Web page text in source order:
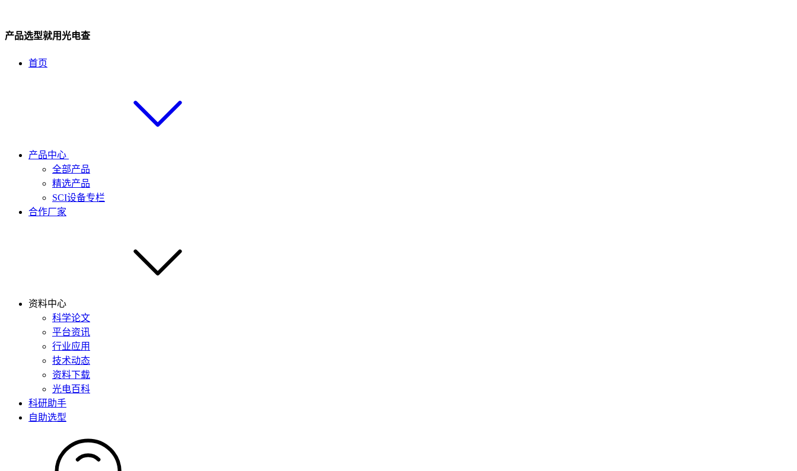
产品选型就用光电查
首页
产品中心
全部产品
精选产品
SCI设备专栏
合作厂家
资料中心
科学论文
平台资讯
行业应用
技术动态
资料下载
光电百科
科研助手
自助选型